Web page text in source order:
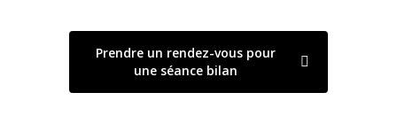
Prendre un rendez-vous pour
une séance bilan